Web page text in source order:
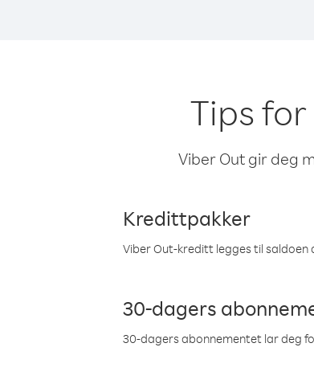
Tips
Viber Out gir deg
Kredittpakker
Viber Out-kreditt legges til saldoen
30-dagers
30-dagers abonnementet lar deg